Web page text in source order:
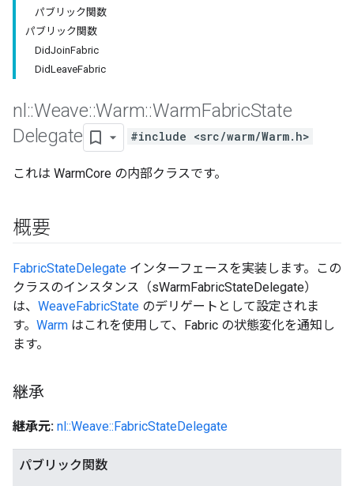
パブリック関数
パブリック関数
DidJoinFabric
DidLeaveFabric
nl ::Weave::Warm::WarmFabricState
Delegate
#include <src/warm/Warm.h>
これは WarmCore の内部クラスです。
概要
FabricStateDelegate インターフェースを実装します。この
クラスのインスタンス（sWarmFabricStateDelegate）
は、 WeaveFabricState のデリゲートとして設定されま
す。 Warm はこれを使用して、Fabric の状態変化を通知し
ます。
継承
継承元: nl::Weave::FabricStateDelegate
パブリック関数